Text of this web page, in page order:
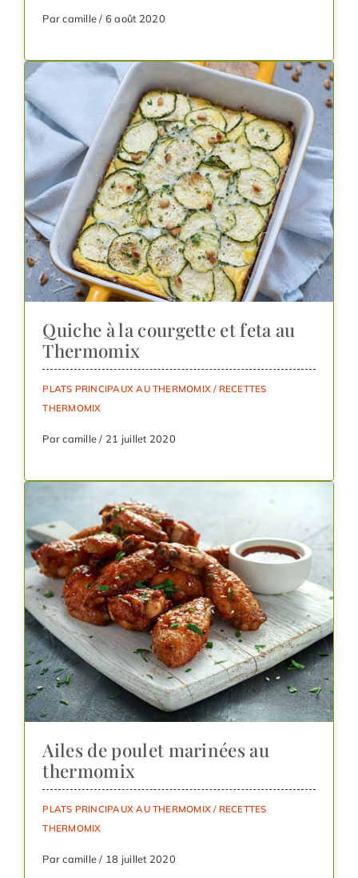
Par camille / 6 août 2020
Quiche à la courgette et feta au
Thermomix
PLATS PRINCIPAUX AU THERMOMIX / RECETTES
THERMOMIX
Par camille / 21 juillet 2020
Ailes de poulet marinées au
thermomix
PLATS PRINCIPAUX AU THERMOMIX / RECETTES
THERMOMIX
Par camille / 18 juillet 2020